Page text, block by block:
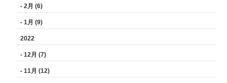
- 2月 (6)
- 1月 (9)
2022
- 12月 (7)
- 11月 (12)